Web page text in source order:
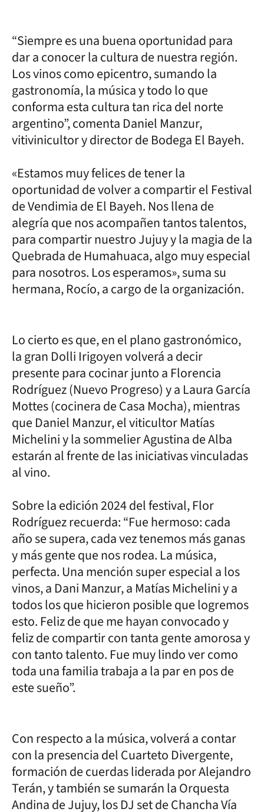
“Siempre es una buena oportunidad para
dar a conocer la cultura de nuestra región.
Los vinos como epicentro, sumando la
gastronomía, la música y todo lo que
conforma esta cultura tan rica del norte
argentino”, comenta Daniel Manzur,
vitivinicultor y director de Bodega El Bayeh.
«Estamos muy felices de tener la
oportunidad de volver a compartir el Festival
de Vendimia de El Bayeh. Nos llena de
alegría que nos acompañen tantos talentos,
para compartir nuestro Jujuy y la magia de la
Quebrada de Humahuaca, algo muy especial
para nosotros. Los esperamos», suma su
hermana, Rocío, a cargo de la organización.
Lo cierto es que, en el plano gastronómico,
la gran Dolli Irigoyen volverá a decir
presente para cocinar junto a Florencia
Rodríguez (Nuevo Progreso) y a Laura García
Mottes (cocinera de Casa Mocha), mientras
que Daniel Manzur, el viticultor Matías
Michelini y la sommelier Agustina de Alba
estarán al frente de las iniciativas vinculadas
al vino.
Sobre la edición 2024 del festival, Flor
Rodríguez recuerda: “Fue hermoso: cada
año se supera, cada vez tenemos más ganas
y más gente que nos rodea. La música,
perfecta. Una mención super especial a los
vinos, a Dani Manzur, a Matías Michelini y a
todos los que hicieron posible que logremos
esto. Feliz de que me hayan convocado y
feliz de compartir con tanta gente amorosa y
con tanto talento. Fue muy lindo ver como
toda una familia trabaja a la par en pos de
este sueño”.
Con respecto a la música, volverá a contar
con la presencia del Cuarteto Divergente,
formación de cuerdas liderada por Alejandro
Terán, y también se sumarán la Orquesta
Andina de Jujuy, los DJ set de Chancha Vía